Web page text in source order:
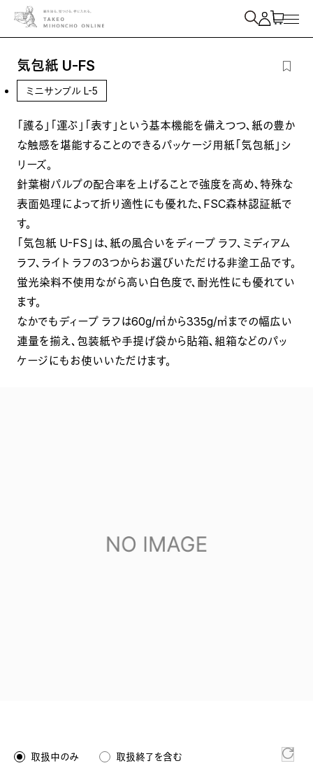
紙を検索
気包紙 U-FS
ミニサンプル L-5
「護る」「運ぶ」「表す」という基本機能を備えつつ、紙の豊か
な触感を堪能することのできるパッケージ用紙「気包紙」シ
リーズ。
針葉樹パルプの配合率を上げることで強度を高め、特殊な
表面処理によって折り適性にも優れた、FSC森林認証紙で
す。
「気包紙 U-FS」は、紙の風合いをディープ ラフ、ミディアム
ラフ、ライト ラフの3つからお選びいただける非塗工品です。
蛍光染料不使用ながら高い白色度で、耐光性にも優れてい
ます。
なかでもディープ ラフは60g/㎡から335g/㎡までの幅広い
連量を揃え、包装紙や手提げ袋から貼箱、組箱などのパッ
ケージにもお使いいただけます。
取扱中のみ 取扱終了を含む